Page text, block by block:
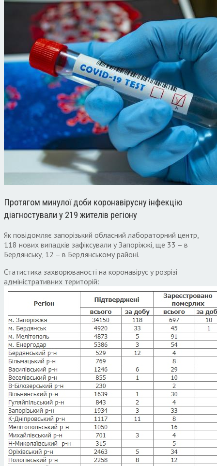
Протягом минулої доби коронавірусну інфекцію
діагностували у 219 жителів регіону
Як повідомляє запорізький обласний лабораторний центр,
118 нових випадків зафіксували у Запоріжжі, ще 33 – в
Бердянську, 12 – в Бердянському районі.
Статистика захворюваності на коронавірус у розрізі
адміністративних територій: